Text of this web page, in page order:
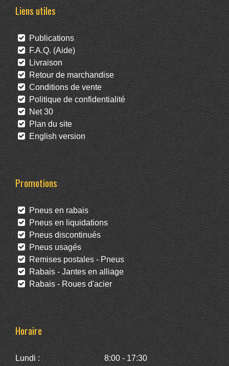
Liens utiles
Publications
F.A.Q. (Aide)
Livraison
Retour de marchandise
Conditions de vente
Politique de confidentialité
Net 30
Plan du site
English version
Promotions
Pneus en rabais
Pneus en liquidations
Pneus discontinués
Pneus usagés
Remises postales - Pneus
Rabais - Jantes en alliage
Rabais - Roues d'acier
Horaire
Lundi :
8:00 - 17:30